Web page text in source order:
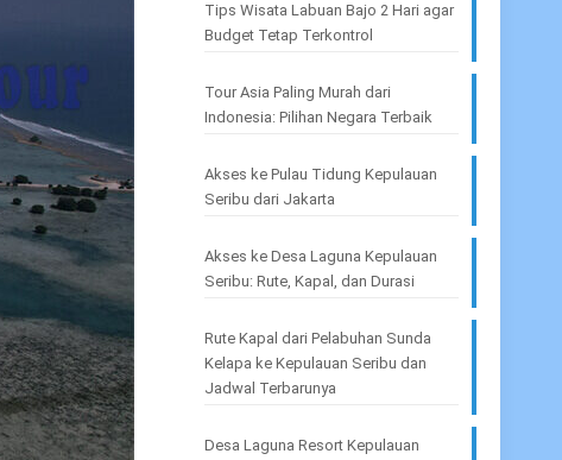
Tips Wisata Labuan Bajo 2 Hari agar
Budget Tetap Terkontrol
Tour Asia Paling Murah dari
Indonesia: Pilihan Negara Terbaik
Akses ke Pulau Tidung Kepulauan
Seribu dari Jakarta
Akses ke Desa Laguna Kepulauan
Seribu: Rute, Kapal, dan Durasi
Rute Kapal dari Pelabuhan Sunda
Kelapa ke Kepulauan Seribu dan
Jadwal Terbarunya
Desa Laguna Resort Kepulauan